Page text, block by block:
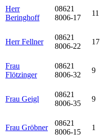
Herr
Beringhoff
08621
8006-17
11
Herr Fellner
08621
8006-22
17
Frau
Flötzinger
08621
8006-32
9
Frau Geigl
08621
8006-35
9
Frau Gröbner
08621
8006-15
1